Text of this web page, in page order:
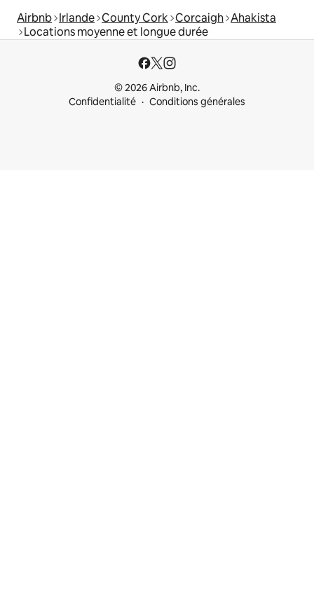
Airbnb Irlande County Cork Corcaigh Ahakista
Locations moyenne et longue durée
© 2026 Airbnb, Inc.
Confidentialité
Conditions générales